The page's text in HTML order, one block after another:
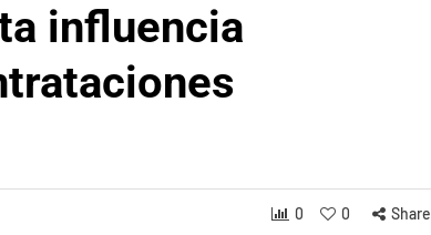
influencia
0 0 Share